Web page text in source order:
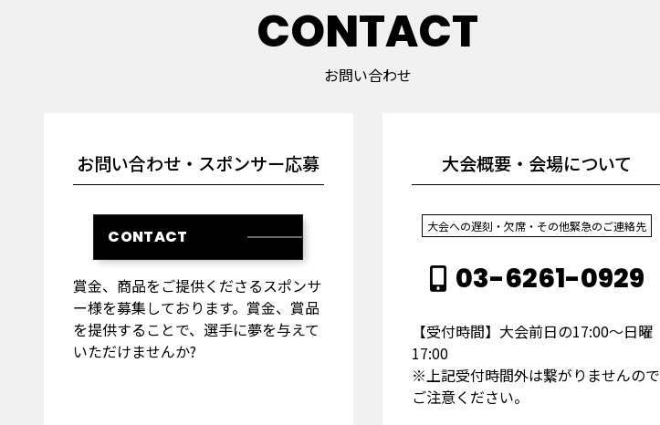
CONTACT
お問い合わせ
お問い合わせ・スポンサー応募
CONTACT
賞金、商品をご提供くださるスポンサ
ー様を募集しております。賞金、賞品
を提供することで、選手に夢を与えて
いただけませんか?
大会概要・会場について
大会への遅刻・欠席・その他緊急のご連絡先
03-6261-0929
【受付時間】大会前日の17:00～日曜
17:00
※上記受付時間外は繋がりませんので
ご注意ください。